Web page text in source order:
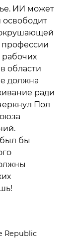
ИИ может
освободит
области
должна
ради
Пол
бы
Republic